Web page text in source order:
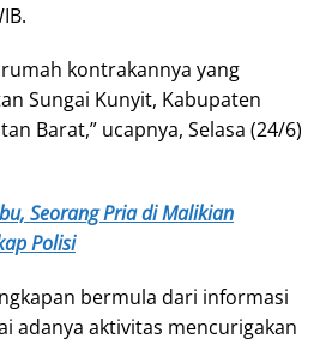
kontrakannya yang
Sungai Kunyit, Kabupaten
Barat,” ucapnya, Selasa (24/6)
Seorang Pria di Malikian
Polisi
bermula dari informasi
adanya aktivitas mencurigakan